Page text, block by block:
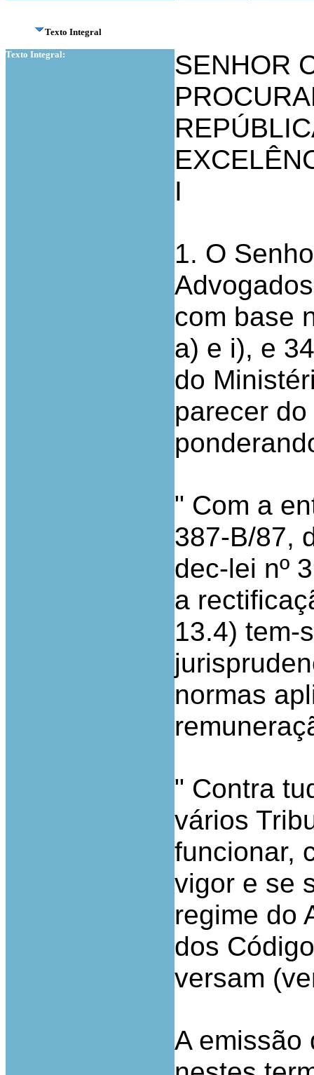
Texto Integral
Texto Integral:
SENHOR
I
1. O
com base
a) e i), e
do
parecer
" Com a
387-B/87,
dec-lei nº
a
13.4) tem-
normas
" Contra
vários
funcionar,
vigor e se
regime do
dos
versam
A emissão